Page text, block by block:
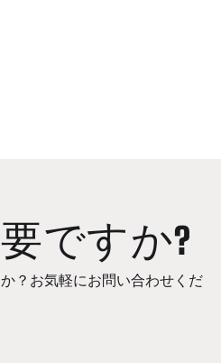
ですか?
？お気軽にお問い合わせくだ